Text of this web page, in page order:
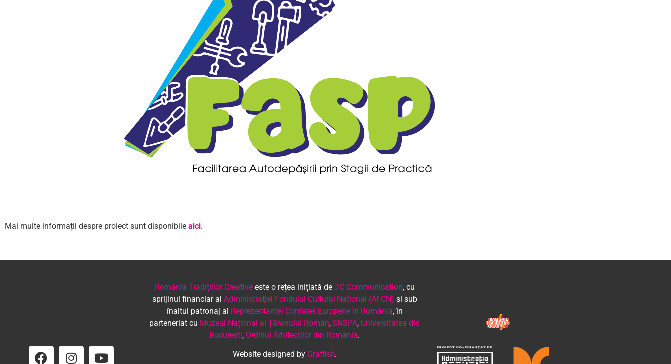
Mai multe informații despre proiect sunt disponibile aici.
România Tradițiilor Creativeeste o rețea inițiată de DC Communication, cu
sprijinul financiar al Administraţiei Fondului Cultural Naţional (AFCN) şi sub
înaltul patronaj al Reprezentanţei Comisiei Europene în România, în
parteneriat cu Muzeul Național al Țăranului Român, SNSPA, Universitatea din
București, Ordinul Arhitecţilor din România.
Website designed by Graffish.